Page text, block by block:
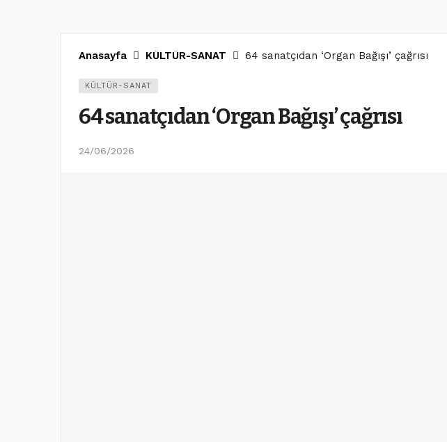
Anasayfa KÜLTÜR-SANAT 64 sanatçıdan ‘Organ Bağışı’ çağrısı
KÜLTÜR-SANAT
64 sanatçıdan ‘Organ Bağışı’ çağrısı
24/06/2026